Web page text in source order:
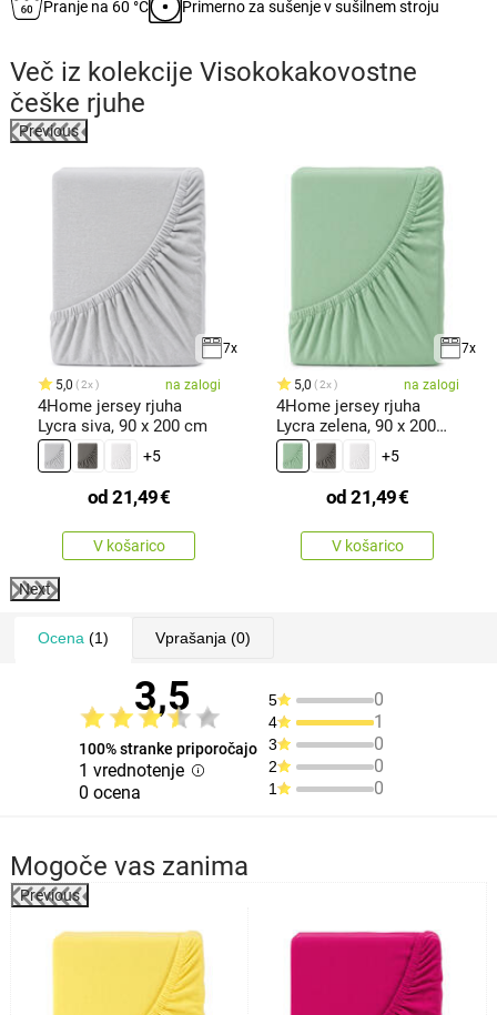
Pranje na 60 °C Primerno za sušenje v sušilnem stroju
Več iz kolekcije Visokokakovostne
češke rjuhe
Previous
7x
5,0 2x na zalogi
4Home jersey rjuha
Lycra siva, 90 x 200 cm
+5
od 21,49€
V košarico
7x
5,0 2x na zalogi
4Home jersey rjuha
Lycra zelena, 90 x 200
cm
+5
od 21,49€
V košarico
Next
Ocena (1) Vprašanja (0)
3,5
100% stranke priporočajo
1 vrednotenje
0 ocena
5 0
4 1
3 0
2 0
1 0
Mogoče vas zanima
Previous